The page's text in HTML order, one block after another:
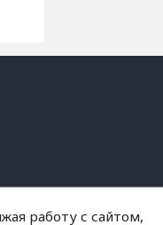
работу с сайтом,